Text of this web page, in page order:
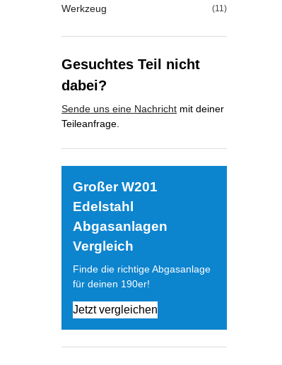
Werkzeug (11)
Gesuchtes Teil nicht
dabei?
Sende uns eine Nachricht mit deiner
Teileanfrage.
Großer W201
Edelstahl
Abgasanlagen
Vergleich
Finde die richtige Abgasanlage
für deinen 190er!
Jetzt vergleichen